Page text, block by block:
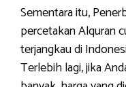
Sementara itu,
percetakan Alquran
terjangkau di
Terlebih lagi, jika